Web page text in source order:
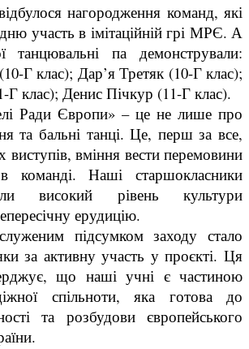
нагородження команд, які
участь в імітаційній грі МРЄ. А
танцювальні па демонстрували:
Г клас); Дар’я Третяк (10-Г клас);
Г клас); Денис Пічкур (11-Г клас).
Ради Європи» – це не лише про
та бальні танці. Це, перш за все,
виступів, вміння вести перемовини
команді. Наші старшокласники
високий рівень культури
ерудицію.
підсумком заходу стало
за активну участь у проєкті. Ця
що наші учні є частиною
спільноти, яка готова до
та розбудови європейського